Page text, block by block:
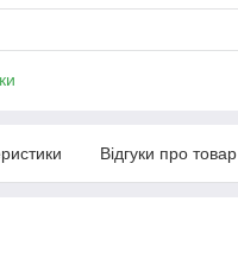
Відгуки про товар